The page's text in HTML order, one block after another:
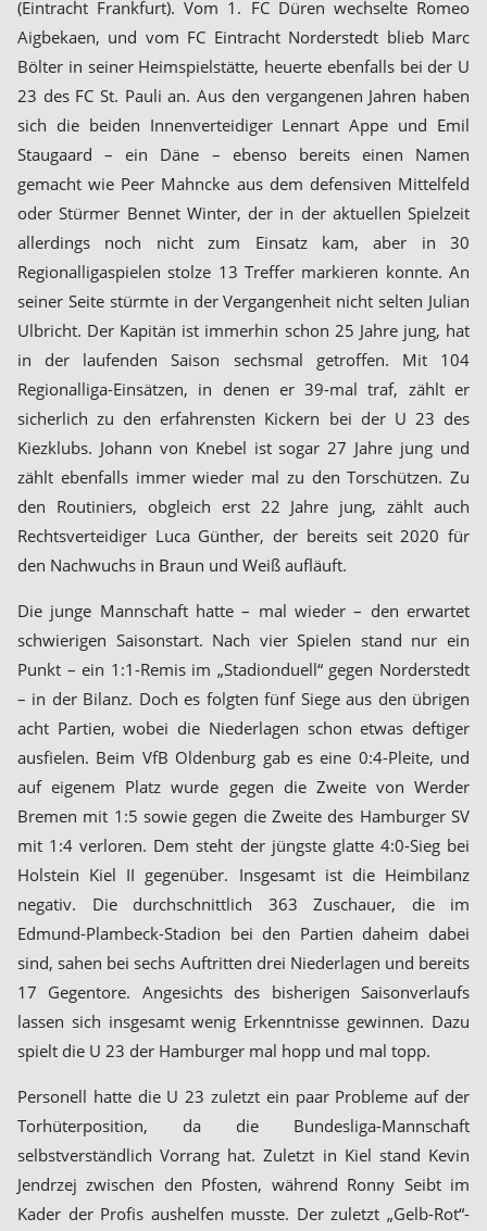
(Eintracht Frankfurt). Vom 1. FC Düren wechselte Romeo
Aigbekaen, und vom FC Eintracht Norderstedt blieb Marc
Bölter in seiner Heimspielstätte, heuerte ebenfalls bei der U
23 des FC St. Pauli an. Aus den vergangenen Jahren haben
sich die beiden Innenverteidiger Lennart Appe und Emil
Staugaard – ein Däne – ebenso bereits einen Namen
gemacht wie Peer Mahncke aus dem defensiven Mittelfeld
oder Stürmer Bennet Winter, der in der aktuellen Spielzeit
allerdings noch nicht zum Einsatz kam, aber in 30
Regionalligaspielen stolze 13 Treffer markieren konnte. An
seiner Seite stürmte in der Vergangenheit nicht selten Julian
Ulbricht. Der Kapitän ist immerhin schon 25 Jahre jung, hat
in der laufenden Saison sechsmal getroffen. Mit 104
Regionalliga-Einsätzen, in denen er 39-mal traf, zählt er
sicherlich zu den erfahrensten Kickern bei der U 23 des
Kiezklubs. Johann von Knebel ist sogar 27 Jahre jung und
zählt ebenfalls immer wieder mal zu den Torschützen. Zu
den Routiniers, obgleich erst 22 Jahre jung, zählt auch
Rechtsverteidiger Luca Günther, der bereits seit 2020 für
den Nachwuchs in Braun und Weiß aufläuft.
Die junge Mannschaft hatte – mal wieder – den erwartet
schwierigen Saisonstart. Nach vier Spielen stand nur ein
Punkt – ein 1:1-Remis im „Stadionduell“ gegen Norderstedt
– in der Bilanz. Doch es folgten fünf Siege aus den übrigen
acht Partien, wobei die Niederlagen schon etwas deftiger
ausfielen. Beim VfB Oldenburg gab es eine 0:4-Pleite, und
auf eigenem Platz wurde gegen die Zweite von Werder
Bremen mit 1:5 sowie gegen die Zweite des Hamburger SV
mit 1:4 verloren. Dem steht der jüngste glatte 4:0-Sieg bei
Holstein Kiel II gegenüber. Insgesamt ist die Heimbilanz
negativ. Die durchschnittlich 363 Zuschauer, die im
Edmund-Plambeck-Stadion bei den Partien daheim dabei
sind, sahen bei sechs Auftritten drei Niederlagen und bereits
17 Gegentore. Angesichts des bisherigen Saisonverlaufs
lassen sich insgesamt wenig Erkenntnisse gewinnen. Dazu
spielt die U 23 der Hamburger mal hopp und mal topp.
Personell hatte die U 23 zuletzt ein paar Probleme auf der
Torhüterposition, da die Bundesliga-Mannschaft
selbstverständlich Vorrang hat. Zuletzt in Kiel stand Kevin
Jendrzej zwischen den Pfosten, während Ronny Seibt im
Kader der Profis aushelfen musste. Der zuletzt „Gelb-Rot“-